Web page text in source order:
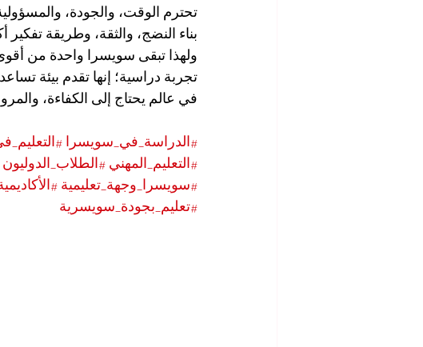
تحترم الوقت، والجودة،
بناء النضج، والثقة، وطريقة تفكير
ولهذا تبقى سويسرا واحدة من
تجربة دراسية؛ إنها تقدم بيئة
في عالم يحتاج إلى الكفاءة،
#الدراسة_في_سويسرا
#التعليم_المهني #الطلاب_الدوليون
#سويسرا_وجهة_تعليمية
#تعليم_بجودة_سويسرية